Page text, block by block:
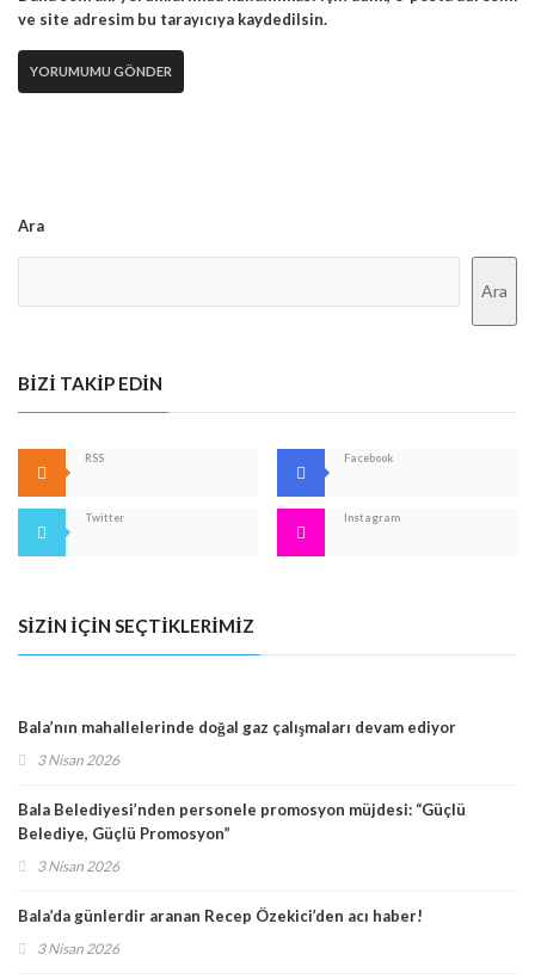
ve site adresim bu tarayıcıya kaydedilsin.
Ara
Ara
BIZI TAKIP EDIN
RSS Facebook
Twitter Instagram
SIZIN İÇIN SEÇTIKLERIMIZ
BALA
“Güçlü Belediye, Güçlü Promosyon”
Bala’nın mahallelerinde doğal gaz çalışmaları devam ediyor
3 Nisan 2026
Bala Belediyesi’nden personele promosyon müjdesi: “Güçlü
Belediye, Güçlü Promosyon”
3 Nisan 2026
Bala’da günlerdir aranan Recep Özekici’den acı haber!
3 Nisan 2026